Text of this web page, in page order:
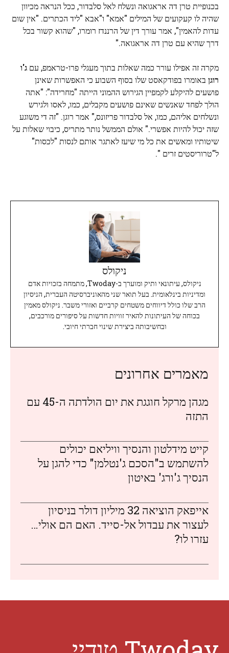
בכנופיית טרן דה אראגואה ונשלח לאל סלבדור, ככל הנראה מכיוון
שהיה לו קעקועים של המילים "אמא" ו"אבא "ליד הכתרים. "אין שום
עדות להאמין", אמר עורך דין של הרננדז רומרו, "שהוא קשור בכל
דרך שהיא עם טרן דה אראגואה."
מקרה זה אפילו עורר כמה שאלות בתוך מעגלי פרו-טראמפ, עם ג'ו
רוגן באומרו בפודקאסט שלו בסוף השבוע כי האפשרות שאינן
פושעים להיקלע לקמפיין הגירוש ההמוני הייתה "מחרידה": "אתה
הולך לפחד שאנשים שאינם פושעים מקבלים, כמו, לאסו ולגירש
ונשלחים אליהם, כמו, אל סלבדור פריזונס," אמר רוגן. "זה די משוגע
שזה יכול להיות אפשרי." אולם הממשל נותר מתריס, כיבוי שאלות על
שיטותיו ומאשים את כל מי שיעז לאתגר אותם לנסות "לכסות"
ל"טרוריסטים זרים ".
ניקולס
ניקולס, עיתונאי ותיק ומוערך ב-Twoday, מתמחה בזכויות אדם
ומדיניות בינלאומית. בעל תואר שני מהאוניברסיטה העברית, הניסיון
הרב שלו כולל דיווחים משטחים קרביים ואזורי משבר. ניקולס מאמין
בכוחה של העיתונות להאיר זוויות חדשות על סיפורים מורכבים,
ובחשיבותה ביצירת שינוי חברתי חיובי.
מאמרים אחרונים
מגהן מרקל חוגגת את יום הולדתה ה-45 עם
התזה
קייט מידלטון והנסיך וויליאם יכולים
להשתמש ב"הסכם ג'נטלמן" כדי להגן על
הנסיך ג'ורג' באיטון
אייפאק הוציאה 32 מיליון דולר בניסיון
לעצור את עבדול אל-סייד. האם הם אולי…
עזרו לו?